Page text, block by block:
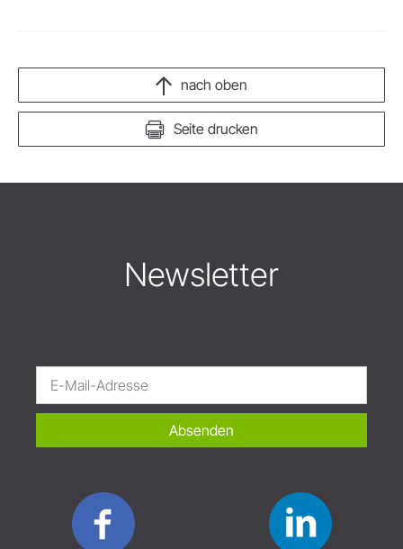
Seite drucken
nach oben
Newsletter
Absenden